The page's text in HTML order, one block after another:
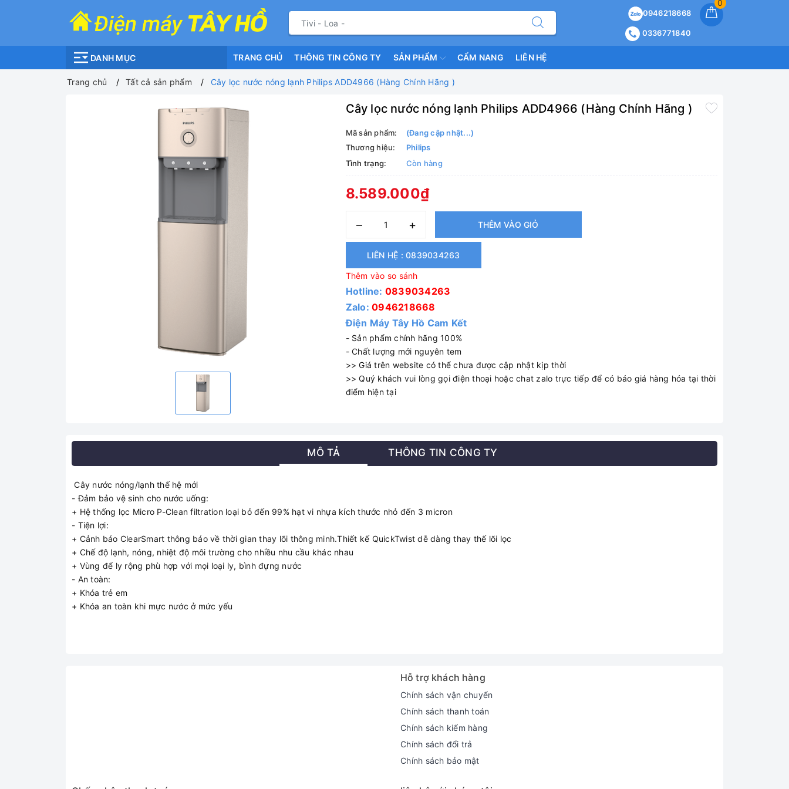
0
0946218668
0336771840
DANH MỤC TRANG CHỦ THÔNG TIN CÔNG TY SẢN PHẨM CẨM NANG LIÊN HỆ
Trang chủ Tất cả sản phẩm Cây lọc nước nóng lạnh Philips ADD4966 (Hàng Chính Hãng )
Cây lọc nước nóng lạnh Philips ADD4966 (Hàng Chính Hãng )
Mã sản phẩm:
(Đang cập nhật...)
Thương hiệu:
Philips
Tình trạng:
Còn hàng
8.589.000₫
– + THÊM VÀO GIỎ
LIÊN HỆ : 0839034263
Thêm vào so sánh
Hotline: 0839034263
Zalo:0946218668
Điện Máy Tây Hồ Cam Kết
- Sản phẩm chính hãng 100%
- Chất lượng mới nguyên tem
>> Giá trên website có thể chưa được cập nhật kịp thời
>> Quý khách vui lòng gọi điện thoại hoặc chat zalo trực tiếp để có báo giá hàng hóa tại thời
điểm hiện tại
MÔ TẢ THÔNG TIN CÔNG TY
Cây nước nóng/lạnh thế hệ mới
- Đảm bảo vệ sinh cho nước uống:
+ Hệ thống lọc Micro P-Clean filtration loại bỏ đến 99% hạt vi nhựa kích thước nhỏ đến 3 micron
- Tiện lợi:
+ Cảnh báo ClearSmart thông báo về thời gian thay lõi thông minh.Thiết kế QuickTwist dễ dàng thay thế lõi lọc
+ Chế độ lạnh, nóng, nhiệt độ môi trường cho nhiều nhu cầu khác nhau
+ Vùng để ly rộng phù hợp với mọi loại ly, bình đựng nước
- An toàn:
+ Khóa trẻ em
+ Khóa an toàn khi mực nước ở mức yếu
Hỗ trợ khách hàng
Chính sách vận chuyển
Chính sách thanh toán
Chính sách kiểm hàng
Chính sách đổi trả
Chính sách bảo mật